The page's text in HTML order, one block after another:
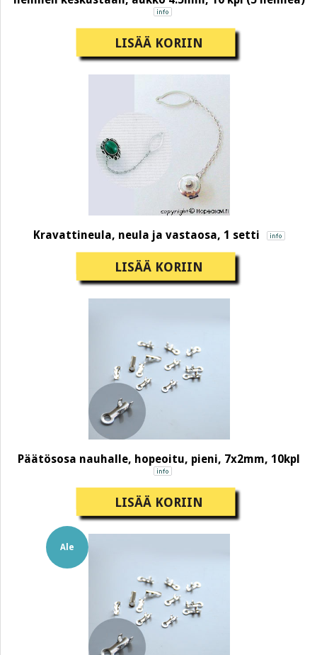
LISÄÄ KORIIN
Kravattineula, neula ja vastaosa, 1 setti
LISÄÄ KORIIN
Päätösosa nauhalle, hopeoitu, pieni, 7x2mm, 10kpl
LISÄÄ KORIIN
Ale